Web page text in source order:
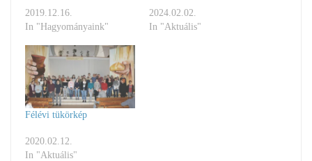
2019.12.16.
In "Hagyományaink"
2024.02.02.
In "Aktuális"
Félévi tükörkép
2020.02.12.
In "Aktuális"